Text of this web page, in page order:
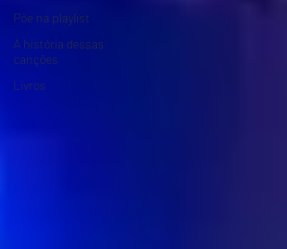
Põe na playlist
A história dessas
canções
Livros